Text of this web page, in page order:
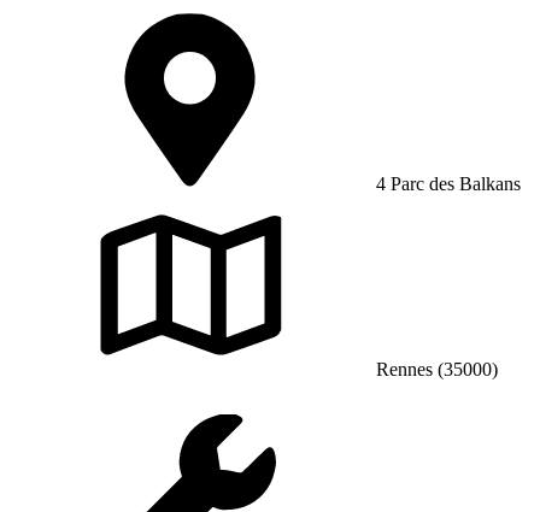
4 Parc des Balkans
Rennes (35000)